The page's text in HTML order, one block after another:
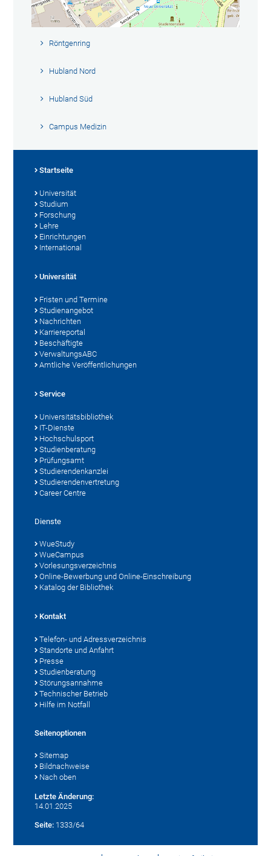
Röntgenring
Hubland Nord
Hubland Süd
Campus Medizin
Startseite
Universität
Studium
Forschung
Lehre
Einrichtungen
International
Universität
Fristen und Termine
Studienangebot
Nachrichten
Karriereportal
Beschäftigte
VerwaltungsABC
Amtliche Veröffentlichungen
Service
Universitätsbibliothek
IT-Dienste
Hochschulsport
Studienberatung
Prüfungsamt
Studierendenkanzlei
Studierendenvertretung
Career Centre
Dienste
WueStudy
WueCampus
Vorlesungsverzeichnis
Online-Bewerbung und Online-Einschreibung
Katalog der Bibliothek
Kontakt
Telefon- und Adressverzeichnis
Standorte und Anfahrt
Presse
Studienberatung
Störungsannahme
Technischer Betrieb
Hilfe im Notfall
Seitenoptionen
Sitemap
Bildnachweise
Nach oben
Letzte Änderung:
14.01.2025
Seite: 1333/64